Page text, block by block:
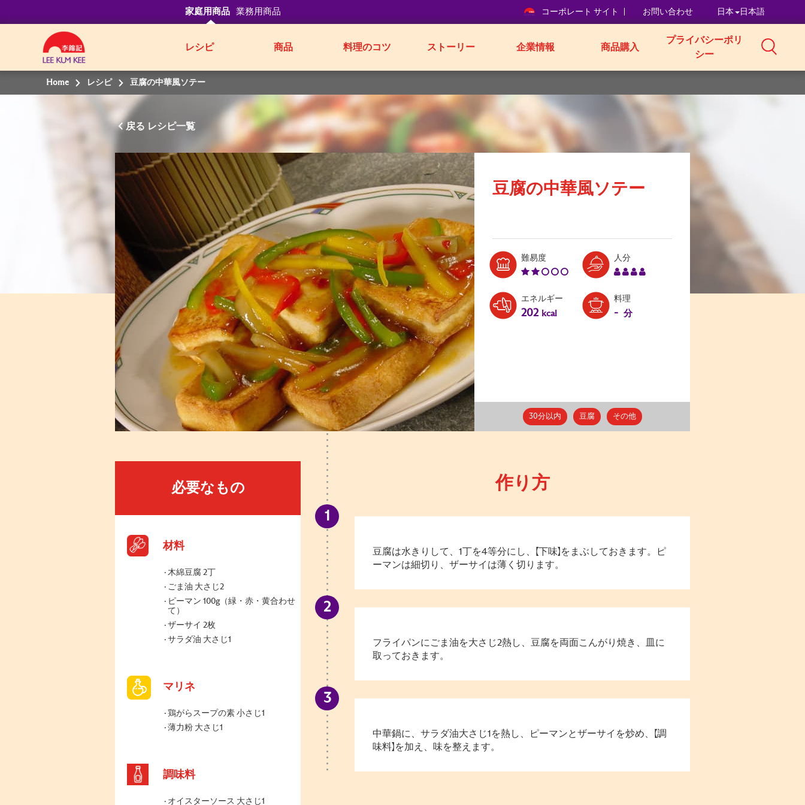
家庭用商品 業務用商品 コーポレート サイト お問い合わせ 日本 日本語
レシピ 商品 料理のコツ ストーリー 企業情報 商品購入
プライバシーポリ
シー
Home レシピ 豆腐の中華風ソテー
戻る
豆腐の中華風ソテー
難易度Level:
人分Serves:
エネルギー
202 kcal
料理
- 分
30分以内 豆腐 その他
必要なもの
材料
木綿豆腐 2丁
ごま油 大さじ2
ピーマン 100g（緑・赤・黄合わせ
て）
ザーサイ 2枚
サラダ油 大さじ1
マリネ
鶏がらスープの素 小さじ1
薄力粉 大さじ1
調味料
オイスターソース 大さじ1
作り方
豆腐は水きりして、1丁を4等分にし、【下味】をまぶしておきます。ピ
ーマンは細切り、ザーサイは薄く切ります。
フライパンにごま油を大さじ2熱し、豆腐を両面こんがり焼き、皿に
取っておきます。
中華鍋に、サラダ油大さじ1を熱し、ピーマンとザーサイを炒め、【調
味料】を加え、味を整えます。